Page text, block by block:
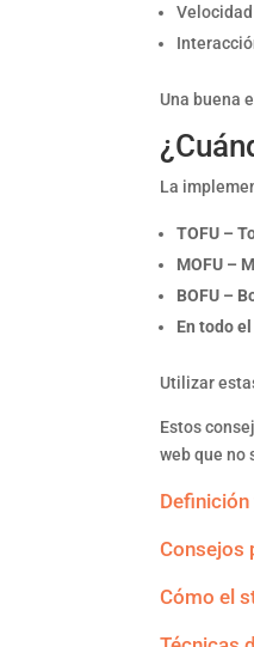
Una buena
La
TOFU –
MOFU –
BOFU –
En todo
Utilizar
Estos
web que no
Consejos
Cómo el